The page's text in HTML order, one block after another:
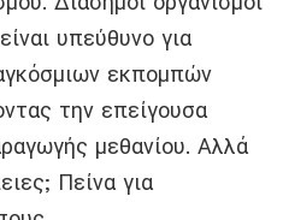
υπεύθυνο για
εκπομπών
την επείγουσα
μεθανίου. Αλλά
Πείνα για